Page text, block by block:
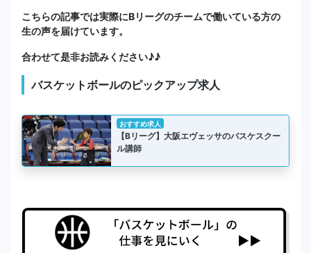
こちらの記事では実際にBリーグのチームで働いている方の
生の声を届けています。
合わせて是非お読みください♪♪
バスケットボールのピックアップ求人
おすすめ求人
【Bリーグ】大阪エヴェッサのバスケスクー
ル講師